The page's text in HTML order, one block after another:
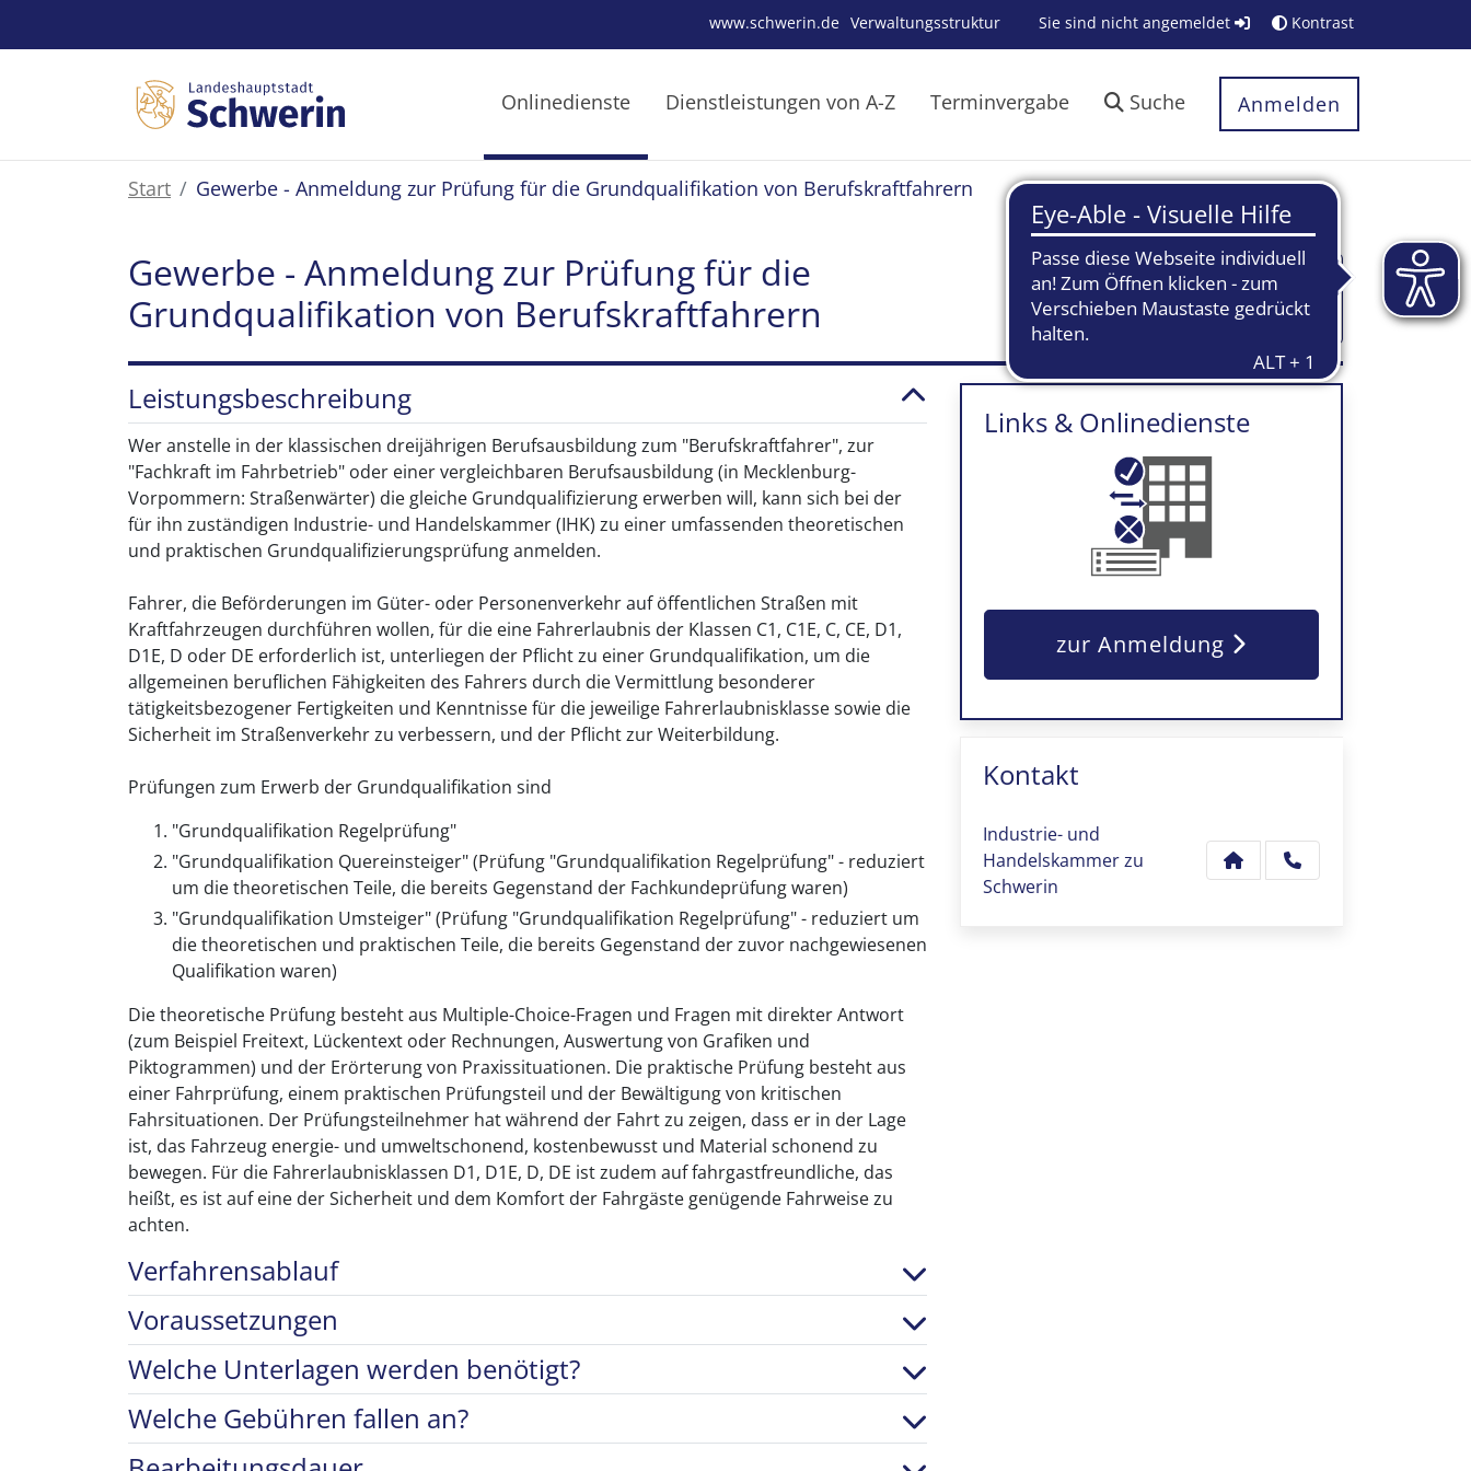
www.schwerin.de Verwaltungsstruktur Sie sind nicht angemeldet Kontrast
Onlinedienste Dienstleistungen von A-Z Terminvergabe Suche Anmelden
Start Gewerbe - Anmeldung zur Prüfung für die Grundqualifikation von Berufskraftfahrern
Gewerbe - Anmeldung zur Prüfung für die
Grundqualifikation von Berufskraftfahrern
Textblöcke
ein-/ausklappen
Leistungsbeschreibung
Wer anstelle in der klassischen dreijährigen Berufsausbildung zum "Berufskraftfahrer", zur
"Fachkraft im Fahrbetrieb" oder einer vergleichbaren Berufsausbildung (in Mecklenburg-
Vorpommern: Straßenwärter) die gleiche Grundqualifizierung erwerben will, kann sich bei der
für ihn zuständigen Industrie- und Handelskammer (IHK) zu einer umfassenden theoretischen
und praktischen Grundqualifizierungsprüfung anmelden.
Fahrer, die Beförderungen im Güter- oder Personenverkehr auf öffentlichen Straßen mit
Kraftfahrzeugen durchführen wollen, für die eine Fahrerlaubnis der Klassen C1, C1E, C, CE, D1,
D1E, D oder DE erforderlich ist, unterliegen der Pflicht zu einer Grundqualifikation, um die
allgemeinen beruflichen Fähigkeiten des Fahrers durch die Vermittlung besonderer
tätigkeitsbezogener Fertigkeiten und Kenntnisse für die jeweilige Fahrerlaubnisklasse sowie die
Sicherheit im Straßenverkehr zu verbessern, und der Pflicht zur Weiterbildung.
Prüfungen zum Erwerb der Grundqualifikation sind
"Grundqualifikation Regelprüfung"
"Grundqualifikation Quereinsteiger" (Prüfung "Grundqualifikation Regelprüfung" - reduziert
um die theoretischen Teile, die bereits Gegenstand der Fachkundeprüfung waren)
"Grundqualifikation Umsteiger" (Prüfung "Grundqualifikation Regelprüfung" - reduziert um
die theoretischen und praktischen Teile, die bereits Gegenstand der zuvor nachgewiesenen
Qualifikation waren)
Die theoretische Prüfung besteht aus Multiple-Choice-Fragen und Fragen mit direkter Antwort
(zum Beispiel Freitext, Lückentext oder Rechnungen, Auswertung von Grafiken und
Piktogrammen) und der Erörterung von Praxissituationen. Die praktische Prüfung besteht aus
einer Fahrprüfung, einem praktischen Prüfungsteil und der Bewältigung von kritischen
Fahrsituationen. Der Prüfungsteilnehmer hat während der Fahrt zu zeigen, dass er in der Lage
ist, das Fahrzeug energie- und umweltschonend, kostenbewusst und Material schonend zu
bewegen. Für die Fahrerlaubnisklassen D1, D1E, D, DE ist zudem auf fahrgastfreundliche, das
heißt, es ist auf eine der Sicherheit und dem Komfort der Fahrgäste genügende Fahrweise zu
achten.
Verfahrensablauf
Voraussetzungen
Welche Unterlagen werden benötigt?
Welche Gebühren fallen an?
Links & Onlinedienste
zur Anmeldung
Kontakt
Industrie- und
Handelskammer zu
Schwerin